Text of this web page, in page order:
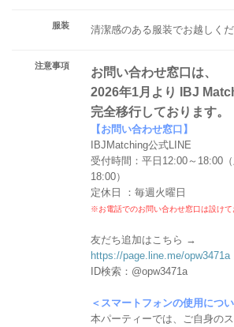
服装 清潔感のある服装でお越しくだ
注意事項
お問い合わせ窓口は、
2026年1月より IBJ
完全移行しております。
【お問い合わせ窓口】
IBJMatching公式LINE
受付時間：平日12:00～18:00
18:00）
定休日 ：毎週火曜日
※お電話でのお問い合わせ窓口は設けて
友だち追加はこちら →
https://page.line.me/opw3471a
ID検索：@opw3471a
＜スマートフォンの使用につ
本パーティーでは、ご自身の